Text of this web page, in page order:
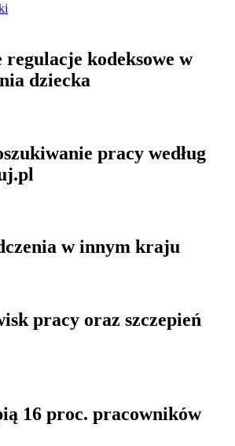
regulacje kodeksowe w
dziecka
pracy według
w innym kraju
pracy oraz szczepień
16 proc. pracowników